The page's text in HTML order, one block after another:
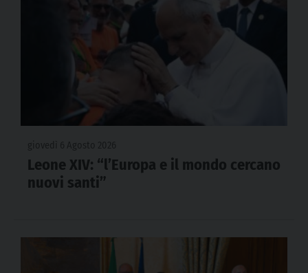
Leone XIV: “l’Europa e il mondo cercano
nuovi santi”